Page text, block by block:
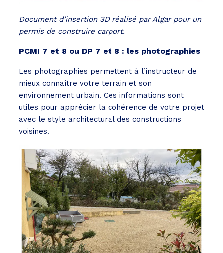
Document d’insertion 3D réalisé par Algar pour un
permis de construire carport.
PCMI 7 et 8 ou DP 7 et 8 : les photographies
Les photographies permettent à l’instructeur de
mieux connaître votre terrain et son
environnement urbain. Ces informations sont
utiles pour apprécier la cohérence de votre projet
avec le style architectural des constructions
voisines.